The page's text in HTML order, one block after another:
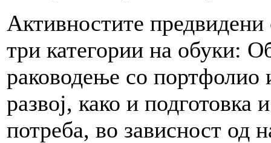
Активностите предвидени
три категории на обуки:
раководење со портфолио
развој, како и
потреба, во зависност од